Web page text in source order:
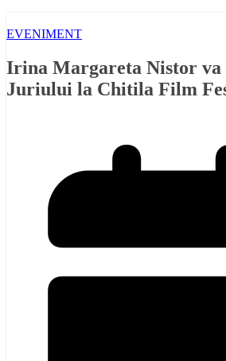
EVENIMENT
Irina Margareta Nistor va
Juriului la Chitila Film